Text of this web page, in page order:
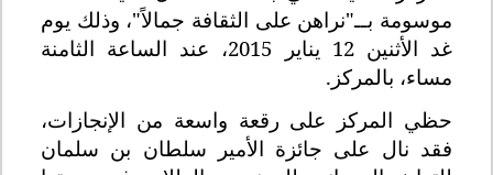
موسومة بــ"نراهن على الثقافة جمالاً"، وذلك يوم
غد الأثنين 12 يناير 2015، عند الساعة الثامنة
مساء، بالمركز .
حظي المركز على رقعة واسعة من الإنجازات،
فقد نال على جائزة الأمير سلطان بن سلمان